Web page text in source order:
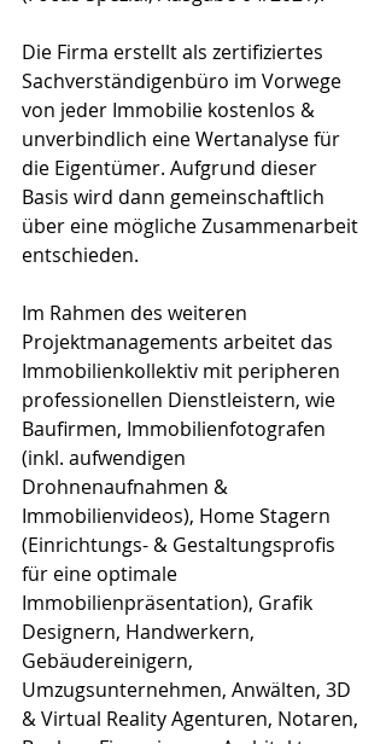
Die Firma erstellt als zertifiziertes
Sachverständigenbüro im Vorwege
von jeder Immobilie kostenlos &
unverbindlich eine Wertanalyse für
die Eigentümer. Aufgrund dieser
Basis wird dann gemeinschaftlich
über eine mögliche Zusammenarbeit
entschieden.
Im Rahmen des weiteren
Projektmanagements arbeitet das
Immobilienkollektiv mit peripheren
professionellen Dienstleistern, wie
Baufirmen, Immobilienfotografen
(inkl. aufwendigen
Drohnenaufnahmen &
Immobilienvideos), Home Stagern
(Einrichtungs- & Gestaltungsprofis
für eine optimale
Immobilienpräsentation), Grafik
Designern, Handwerkern,
Gebäudereinigern,
Umzugsunternehmen, Anwälten, 3D
& Virtual Reality Agenturen, Notaren,